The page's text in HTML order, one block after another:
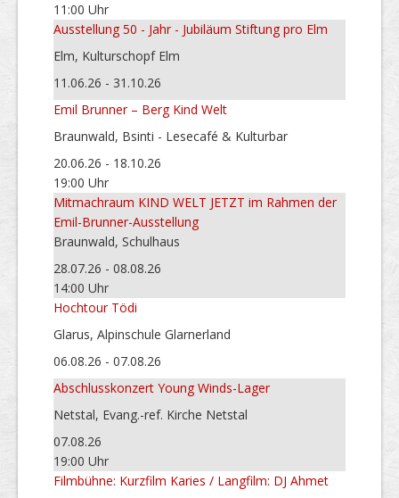
11:00 Uhr
Ausstellung 50 - Jahr - Jubiläum Stiftung pro Elm
Elm, Kulturschopf Elm
11.06.26 - 31.10.26
Emil Brunner – Berg Kind Welt
Braunwald, Bsinti - Lesecafé & Kulturbar
20.06.26 - 18.10.26
19:00 Uhr
Mitmachraum KIND WELT JETZT im Rahmen der
Emil-Brunner-Ausstellung
Braunwald, Schulhaus
28.07.26 - 08.08.26
14:00 Uhr
Hochtour Tödi
Glarus, Alpinschule Glarnerland
06.08.26 - 07.08.26
Abschlusskonzert Young Winds-Lager
Netstal, Evang.-ref. Kirche Netstal
07.08.26
19:00 Uhr
Filmbühne: Kurzfilm Karies / Langfilm: DJ Ahmet